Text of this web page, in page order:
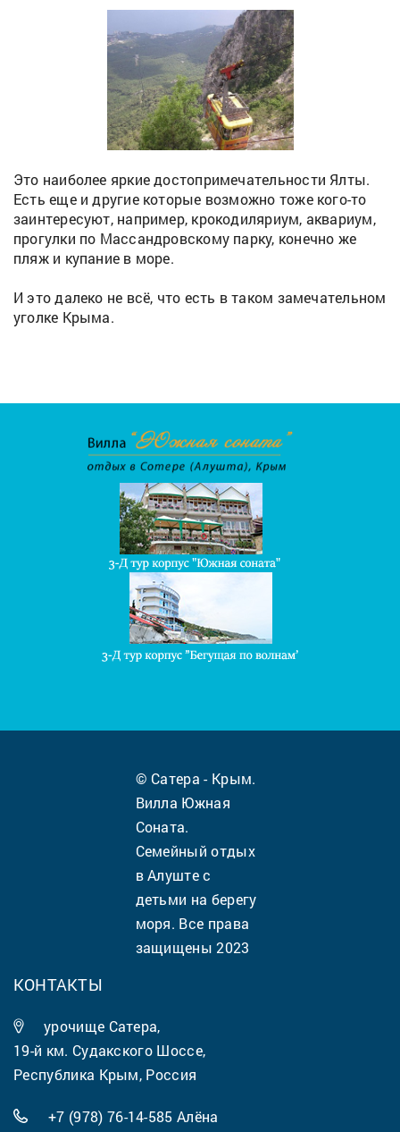
Это наиболее яркие достопримечательности Ялты.
Есть еще и другие которые возможно тоже кого-то
заинтересуют, например, крокодиляриум, аквариум,
прогулки по Массандровскому парку, конечно же
пляж и купание в море.
И это далеко не всё, что есть в таком замечательном
уголке Крыма.
© Сатера - Крым.
Вилла Южная
Соната.
Семейный отдых
в Алуште с
детьми на берегу
моря. Все права
защищены 2023
КОНТАКТЫ
урочище Сатера,
19-й км. Судакского Шоссе,
Республика Крым, Россия
+7 (978) 76-14-585 Алёна